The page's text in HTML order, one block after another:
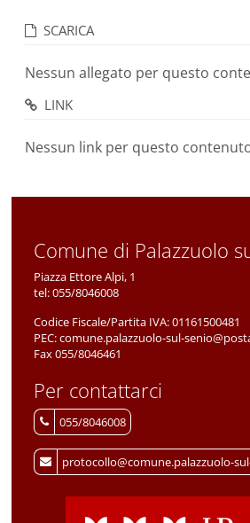
SCARICA
Nessun allegato per questo
LINK
Nessun link per questo
Comune di Palazzuolo
Piazza Ettore Alpi, 1
tel:055/8046008
Codice Fiscale/Partita IVA:01161500481
PEC:comune.palazzuolo-sul-
Fax 055/8046461
Per contattarci
055/8046008
protocollo@comune.palazzuolo-